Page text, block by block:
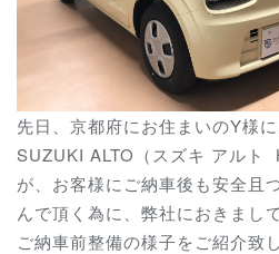
先日、京都府にお住まいのY様
SUZUKI ALTO（スズキ アルト
が、お客様にご納車後も安全且
んで頂く為に、弊社におきまし
ご納車前整備の様子をご紹介致し